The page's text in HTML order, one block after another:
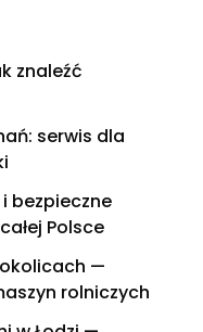
znaleźć
serwis dla
bezpieczne
Polsce
—
rolniczych